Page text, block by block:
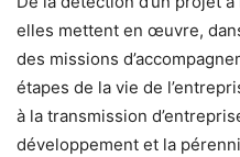
elles mettent en œuvre,
des missions
étapes de la vie de
à la transmission
développement et la